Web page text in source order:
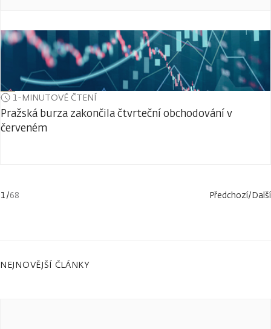
1-MINUTOVÉ ČTENÍ
Pražská burza zakončila čtvrteční obchodování v
červeném
1/68 Předchozí/Další
NEJNOVĚJŠÍ ČLÁNKY